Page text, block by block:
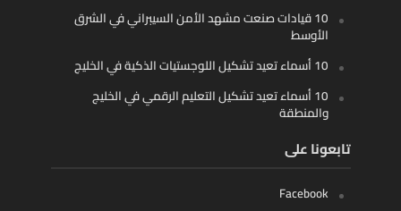
10 قيادات صنعت مشهد الأمن السيبراني في الشرق
الأوسط
10 أسماء تعيد تشكيل اللوجستيات الذكية في الخليج
10 أسماء تعيد تشكيل التعليم الرقمي في الخليج
والمنطقة
تابعونا على
Facebook